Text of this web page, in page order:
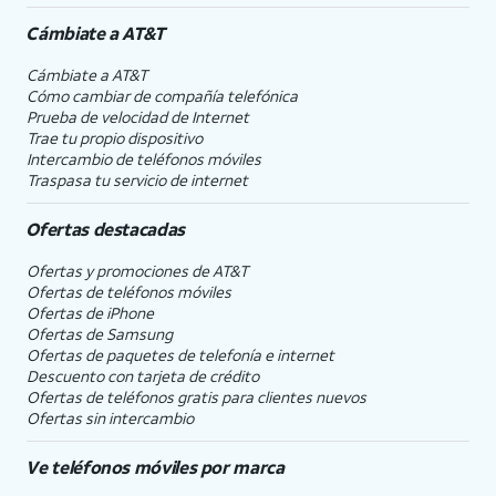
Cámbiate aAT&T
Cámbiate a AT&T
Cómo cambiar de compañía telefónica
Prueba de velocidad de Internet
Trae tu propio dispositivo
Intercambio de teléfonos móviles
Traspasa tu servicio de internet
Ofertas destacadas
Ofertas y promociones deAT&T
Ofertas de teléfonos móviles
Ofertas deiPhone
Ofertas de Samsung
Ofertas de paquetes de telefonía e internet
Descuento con tarjeta de crédito
Ofertas de teléfonos gratis para clientes nuevos
Ofertas sin intercambio
Ve teléfonos móviles por marca